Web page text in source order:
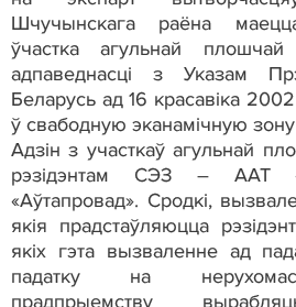
Шчучынскага раёна
ўчастка агульнай
адпаведнасці з Указам
Беларусь ад 16 красавіка
ў свабодную эканамічную зону
Адзін з участкаў агульнай
рэзідэнтам СЭЗ – ААТ
«Аўтапровад». Сродкі,
якія прадстаўляюцца
якіх гэта вызваленне ад
падатку на
прадпрыемству